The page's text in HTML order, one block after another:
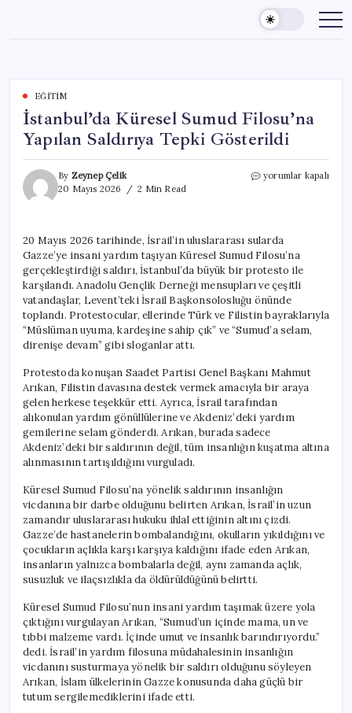
content
EĞITIM
İstanbul’da Küresel Sumud Filosu’na
Yapılan Saldırıya Tepki Gösterildi
By Zeynep Çelik
20 Mayıs 2026
2 Min Read
İstanbul’da
Saldırıya
Tepki
Gösterildi
için
yorumlar kapalı
20 Mayıs 2026 tarihinde, İsrail’in uluslararası sularda
Gazze’ye insani yardım taşıyan Küresel Sumud Filosu’na
gerçekleştirdiği saldırı, İstanbul’da büyük bir protesto ile
karşılandı. Anadolu Gençlik Derneği mensupları ve çeşitli
vatandaşlar, Levent’teki İsrail Başkonsolosluğu önünde
toplandı. Protestocular, ellerinde Türk ve Filistin bayraklarıyla
“Müslüman uyuma, kardeşine sahip çık” ve “Sumud’a selam,
direnişe devam” gibi sloganlar attı.
Protestoda konuşan Saadet Partisi Genel Başkanı Mahmut
Arıkan, Filistin davasına destek vermek amacıyla bir araya
gelen herkese teşekkür etti. Ayrıca, İsrail tarafından
alıkonulan yardım gönüllülerine ve Akdeniz’deki yardım
gemilerine selam gönderdi. Arıkan, burada sadece
Akdeniz’deki bir saldırının değil, tüm insanlığın kuşatma altına
alınmasının tartışıldığını vurguladı.
Küresel Sumud Filosu’na yönelik saldırının insanlığın
vicdanına bir darbe olduğunu belirten Arıkan, İsrail’in uzun
zamandır uluslararası hukuku ihlal ettiğinin altını çizdi.
Gazze’de hastanelerin bombalandığını, okulların yıkıldığını ve
çocukların açlıkla karşı karşıya kaldığını ifade eden Arıkan,
insanların yalnızca bombalarla değil, aynı zamanda açlık,
susuzluk ve ilaçsızlıkla da öldürüldüğünü belirtti.
Küresel Sumud Filosu’nun insani yardım taşımak üzere yola
çıktığını vurgulayan Arıkan, “Sumud’un içinde mama, un ve
tıbbi malzeme vardı. İçinde umut ve insanlık barındırıyordu.”
dedi. İsrail’in yardım filosuna müdahalesinin insanlığın
vicdanını susturmaya yönelik bir saldırı olduğunu söyleyen
Arıkan, İslam ülkelerinin Gazze konusunda daha güçlü bir
tutum sergilemediklerini ifade etti.